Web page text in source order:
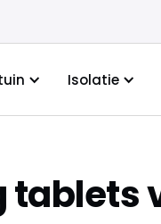
Isolatie
tablets